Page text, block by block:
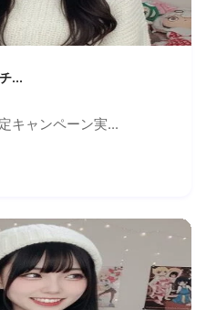
...
キャンペーン実...